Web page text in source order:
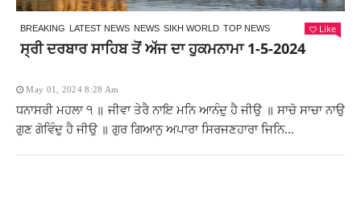
BREAKING LATEST NEWS NEWS SIKH WORLD TOP NEWS Like
ਸ੍ਰੀ ਦਰਬਾਰ ਸਾਹਿਬ ਤੋਂ ਅੱਜ ਦਾ ਹੁਕਮਨਾਮਾ 1-5-2024
May 01, 2024 8:28 Am
ਧਨਾਸਰੀ ਮਹਲਾ ੧ ॥ ਜੀਵਾ ਤੇਰੈ ਨਾਇ ਮਨਿ ਆਨੰਦੁ ਹੈ ਜੀਉ ॥ ਸਾਚੋ ਸਾਚਾ ਨਾਉ
ਗੁਣ ਗੋਵਿੰਦੁ ਹੈ ਜੀਉ ॥ ਗੁਰ ਗਿਆਨੁ ਅਪਾਰਾ ਸਿਰਜਣਹਾਰਾ ਜਿਨਿ...